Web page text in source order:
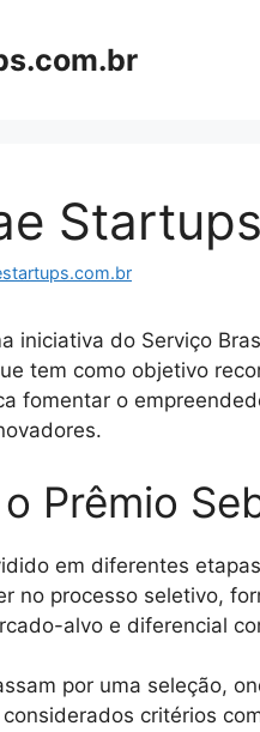
Startups
iniciativa do Serviço
tem como objetivo
fomentar o
Prêmio
em diferentes
no processo seletivo,
alvo e diferencial
por uma seleção,
critérios